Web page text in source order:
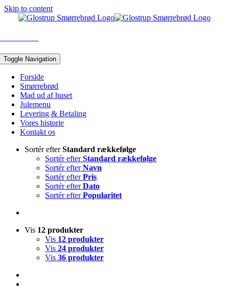
Skip to content
Toggle Navigation
Forside
Smørrebrød
Mad ud af huset
Julemenu
Levering & Betaling
Vores historie
Kontakt os
Sortér efterStandard rækkefølge
Sortér efterStandard rækkefølge
Sortér efterNavn
Sortér efterPris
Sortér efterDato
Sortér efterPopularitet
Vis 12 produkter
Vis 12 produkter
Vis 24 produkter
Vis 36 produkter